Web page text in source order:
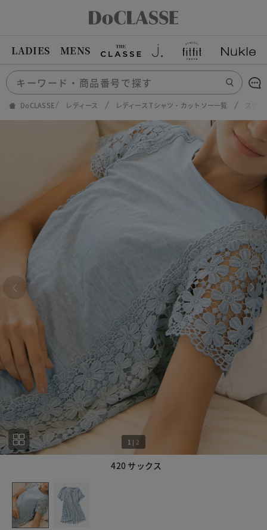
LADIES MENS
DoCLASSE レディース レディース Tシャツ・カットソー一覧 スカ
420 サックス
1 | 2